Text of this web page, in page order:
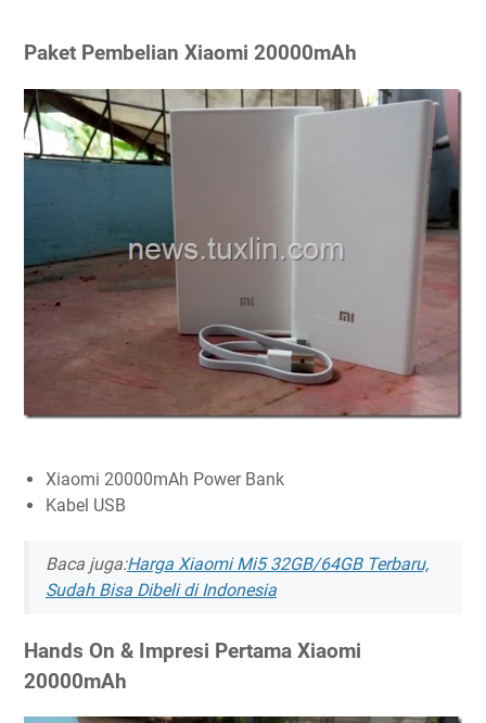
Paket Pembelian Xiaomi 20000mAh
Xiaomi 20000mAh Power Bank
Kabel USB
Baca juga:Harga Xiaomi Mi5 32GB/64GB Terbaru,
Sudah Bisa Dibeli di Indonesia
Hands On & Impresi Pertama Xiaomi
20000mAh